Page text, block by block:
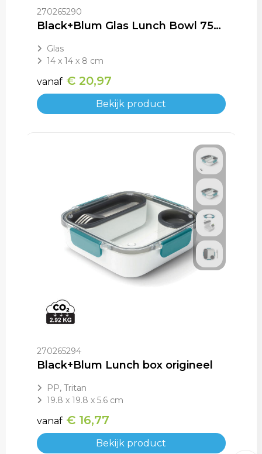
270265290
Black+Blum Glas Lunch Bowl 750ml
Glas
14 x 14 x 8 cm
vanaf € 20,97
Bekijk product
270265294
Black+Blum Lunch box origineel
PP, Tritan
19.8 x 19.8 x 5.6 cm
vanaf € 16,77
Bekijk product